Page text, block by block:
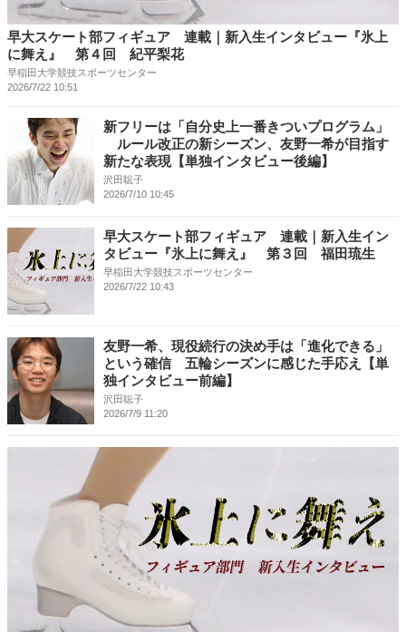
早大スケート部フィギュア 連載｜新入生インタビュー『氷上
に舞え』 第４回 紀平梨花
早稲田大学競技スポーツセンター
2026/7/22 10:51
新フリーは「自分史上一番きついプログラム」
ルール改正の新シーズン、友野一希が目指す
新たな表現【単独インタビュー後編】
沢田聡子
2026/7/10 10:45
早大スケート部フィギュア 連載｜新入生イン
タビュー『氷上に舞え』 第３回 福田琉生
早稲田大学競技スポーツセンター
2026/7/22 10:43
友野一希、現役続行の決め手は「進化できる」
という確信 五輪シーズンに感じた手応え【単
独インタビュー前編】
沢田聡子
2026/7/9 11:20